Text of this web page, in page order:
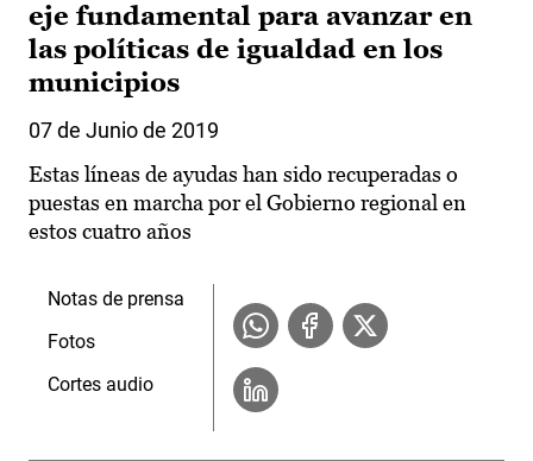
eje fundamental para avanzar en
las políticas de igualdad en los
municipios
07 de Junio de 2019
Estas líneas de ayudas han sido recuperadas o
puestas en marcha por el Gobierno regional en
estos cuatro años
Notas de prensa
Fotos
Cortes audio